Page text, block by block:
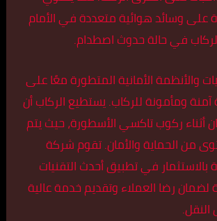
على وسائد هوائية متعددة في الأمام
في حالة حدوث اصطدام.
والأنظمة الأمانية المتطورة معًا على
آمنة ومأمونة للركاب. يستطيع الركاب أن
أثناء ركوب تاكسي الأسطورة، حيث يتم
من الحماية والأمان. تقوم شركة
في تطبيق أحدث التقنيات
لضمان رضا العملاء وتقديم خدمة عالية